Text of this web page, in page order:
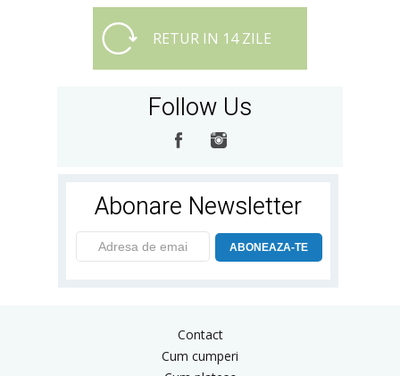
RETUR IN 14 ZILE
Follow Us
Abonare Newsletter
ABONEAZA-TE
Contact
Cum cumperi